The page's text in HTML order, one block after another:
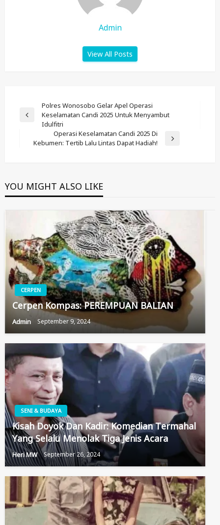
Admin
View All Posts
Navigation
Previous
Polres Wonosobo Gelar Apel Operasi
Keselamatan Candi 2025 Untuk Menyambut
Idulfitri
Next
Operasi Keselamatan Candi 2025 Di
Kebumen: Tertib Lalu Lintas Dapat Hadiah!
YOU MIGHT ALSO LIKE
CERPEN
Cerpen Kompas: PEREMPUAN BALIAN
Admin September 9, 2024
SENI & BUDAYA
Kisah Doyok Dan Kadir: Komedian Termahal
Yang Selalu Menolak Tiga Jenis Acara
Heri MW September 26, 2024